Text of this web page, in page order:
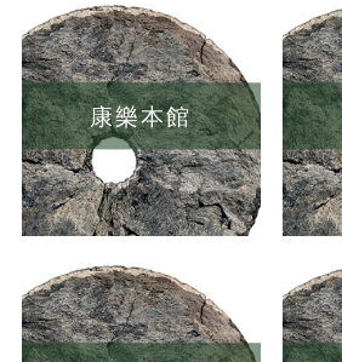
康樂本館